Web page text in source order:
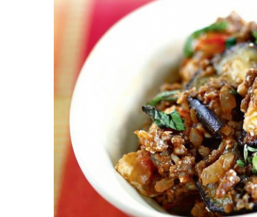
Картопля з м’ясом
Мясо по-французьки
Рецепти із фаршу